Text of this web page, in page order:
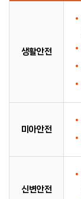
생활안전
미아안전
신변안전